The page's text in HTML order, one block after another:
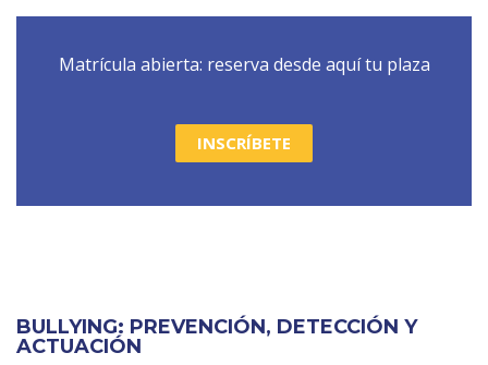
Matrícula abierta: reserva desde aquí tu plaza
INSCRÍBETE
BULLYING: PREVENCIÓN, DETECCIÓN Y
ACTUACIÓN